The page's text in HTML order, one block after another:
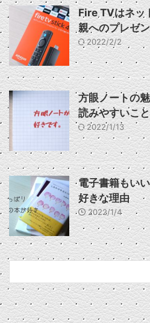
Fire TVはネッ
親へのプレゼ
2022/2/2
方眼ノートの
読みやすいこと
2022/1/13
電子書籍もい
好きな理由
2022/1/4